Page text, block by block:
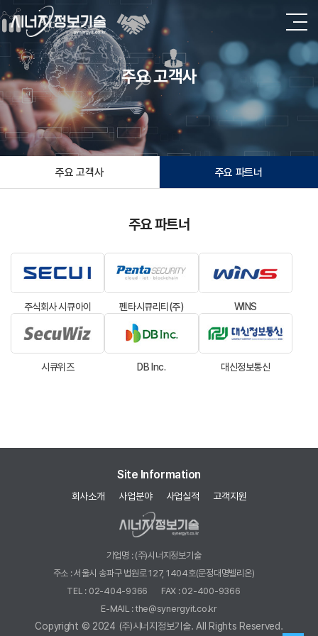
주요 고객사
주요 고객사 주요 파트너
주요 파트너
주식회사 시큐아이 펜타시큐리티(주) WINS
시큐위즈 DB Inc. 대신정보통신
Site Information
회사소개 사업분야 사업실적 고객지원
기업명 : (주)시너지정보기술
주소 : 서울시 송파구 법원로 127, 1404호(문정대명벨리온)
TEL : 02-404-9366
FAX : 02-400-9366
E-MAIL : the@synergyit.co.kr
Copyright © 2024 (주)시너지정보기술. All Rights Reserved.